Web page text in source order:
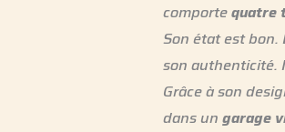
comportequatre
Son état est bon.
son authenticité.
Grâce à son
dans un garage